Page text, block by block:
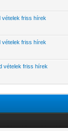
vételek friss hírek
vételek friss hírek
vételek friss hírek